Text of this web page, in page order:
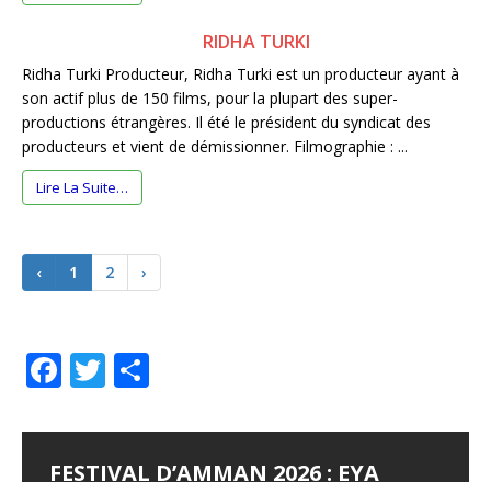
RIDHA TURKI
Ridha Turki Producteur, Ridha Turki est un producteur ayant à
son actif plus de 150 films, pour la plupart des super-
productions étrangères. Il été le président du syndicat des
producteurs et vient de démissionner. Filmographie : ...
Lire La Suite…
‹ 1 2 ›
F
c
T
it ta
FESTIVAL D’AMMAN 2026 : EYA
LES JOURNÉES
LE SYNDROME DE DJAMILA
JALILA BORHANE
BABOUNA BEN AYED